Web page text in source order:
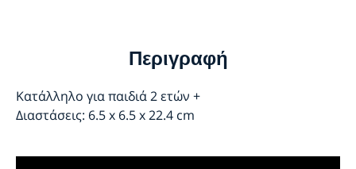
Περιγραφή
Κατάλληλο για παιδιά 2 ετών +
Διαστάσεις: 6.5 x 6.5 x 22.4 cm